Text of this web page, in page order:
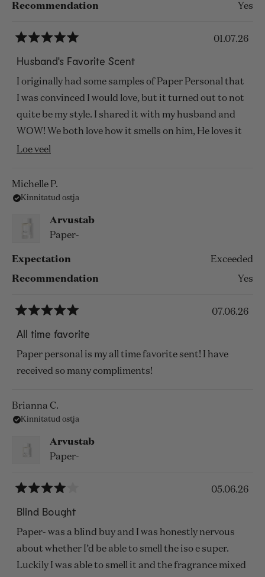
Recommendation Yes
5
tärni
5st
01.07.26
Husband's Favorite Scent
I originally had some samples of Paper Personal that
I was convinced I would love, but it turned out to not
quite be my style. I shared it with my husband and
WOW! We both love how it smells on him, He loves it
for work as it is a nice subtle scent bubble. I love to
man in your life who wants a nice tasteful scent to
wear everyday I would suggest this one immediately.
This also is a very nice unisex fragrance and I would
definitely suggest it for a woman who loves a woody
Loe veelLoe
arvustuse
kohta
veel
Michelle P.
Kinnitatud ostja
Arvustab
Paper-
Expectation Exceeded
Recommendation Yes
5
tärni
5st
07.06.26
All time favorite
Paper personal is my all time favorite sent! I have
received so many compliments!
Brianna C.
Kinnitatud ostja
Arvustab
Paper-
4
tärni
5st
05.06.26
Blind Bought
Paper- was a blind buy and I was honestly nervous
about whether I’d be able to smell the iso e super.
Luckily I was able to smell it and the fragrance mixed